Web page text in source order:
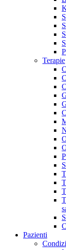
Catalogo
Trova il
Braun con il
Hai
contatto con
Terapie
Pazienti